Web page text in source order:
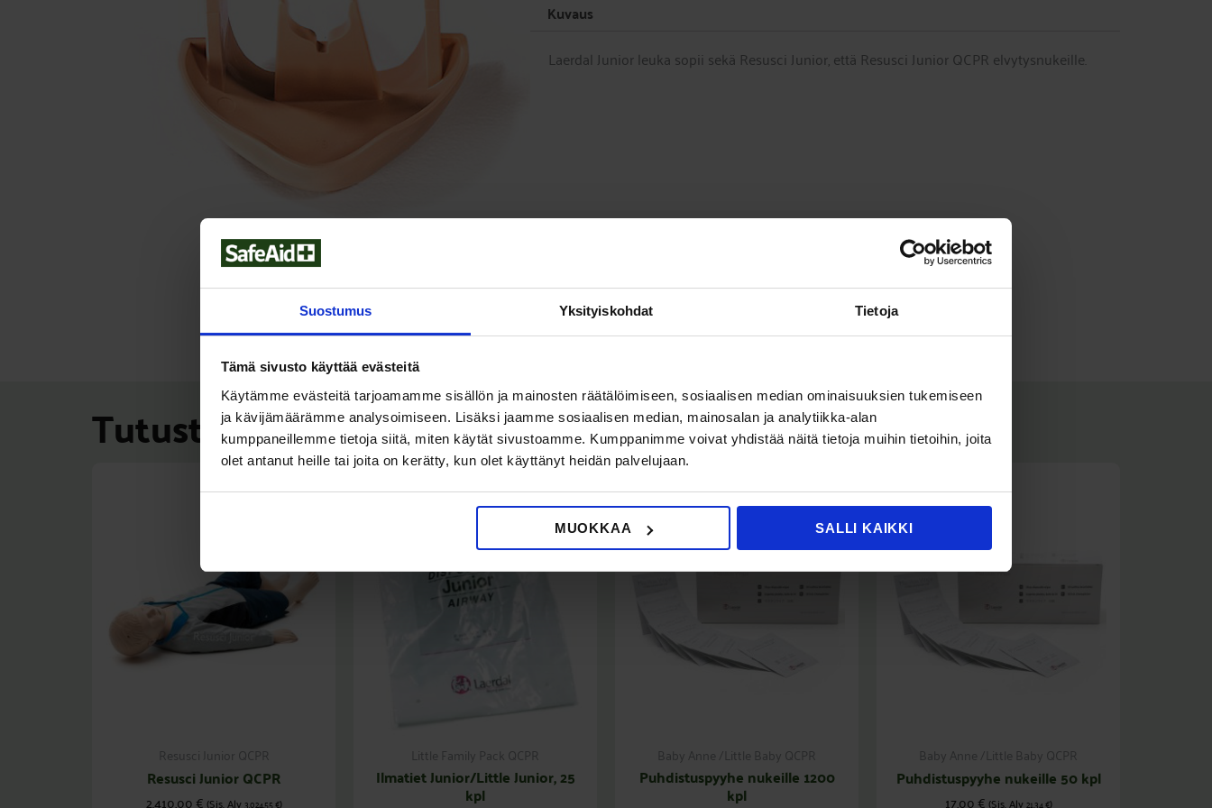
Suostumus Yksityiskohdat Tietoja
Tämä sivusto käyttää evästeitä
Käytämme evästeitä tarjoamamme sisällön ja mainosten räätälöimiseen, sosiaalisen median ominaisuuksien tukemiseen
ja kävijämäärämme analysoimiseen. Lisäksi jaamme sosiaalisen median, mainosalan ja analytiikka-alan
kumppaneillemme tietoja siitä, miten käytät sivustoamme. Kumppanimme voivat yhdistää näitä tietoja muihin tietoihin, joita
olet antanut heille tai joita on kerätty, kun olet käyttänyt heidän palvelujaan.
MUOKKAA SALLI KAIKKI
Kuvaus
Laerdal Junior leuka sopii sekä Resusci Junior, että Resusci Junior QCPR elvytysnukeille.
Tutustu myös
Resusci Junior QCPR
Resusci Junior QCPR
2.410,00€
Little Family Pack QCPR
Ilmatiet Junior/Little Junior, 25
kpl
Baby Anne /Little Baby QCPR
Puhdistuspyyhe nukeille 1200
kpl
Baby Anne /Little Baby QCPR
Puhdistuspyyhe nukeille 50 kpl
17,00€